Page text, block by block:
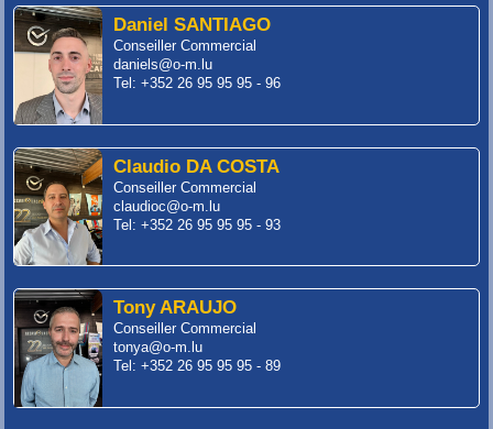
Daniel SANTIAGO
Conseiller Commercial
daniels@o-m.lu
Tel: +352 26 95 95 95 - 96
Claudio DA COSTA
Conseiller Commercial
claudioc@o-m.lu
Tel: +352 26 95 95 95 - 93
Tony ARAUJO
Conseiller Commercial
tonya@o-m.lu
Tel: +352 26 95 95 95 - 89